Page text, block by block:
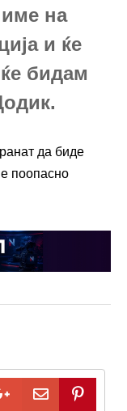
на
и ќе
бидам
да биде
е поопасно